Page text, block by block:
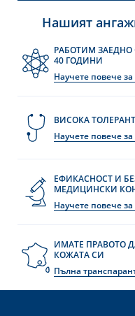
Нашият
РАБОТИМ
40 ГОДИНИ
Научете повече
ВИСОКА
Научете повече
ЕФИКАСНОСТ И
МЕДИЦИНСКИ
Научете повече
ИМАТЕ ПРАВОТО
КОЖАТА СИ
Пълна